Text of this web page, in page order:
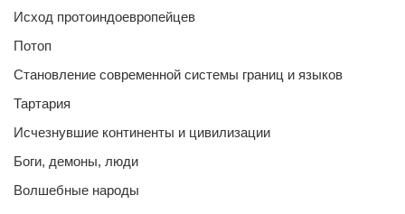
Исход протоиндоевропейцев
Потоп
Становление современной системы границ и языков
Тартария
Исчезнувшие континенты и цивилизации
Боги, демоны, люди
Волшебные народы